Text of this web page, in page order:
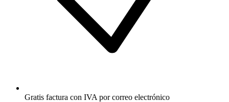
Gratis factura con IVA por correo electrónico